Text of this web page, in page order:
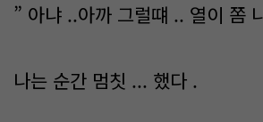
” 아냐 ..아까 그럴떄 .. 열이 쫌
나는 순간 멈칫 ... 했다 .